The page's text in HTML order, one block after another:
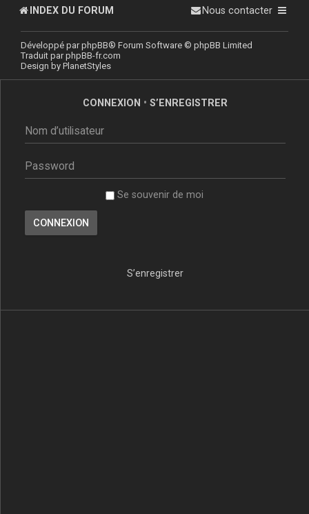
INDEX DU FORUM Nous contacter
Développé parphpBB® Forum Software © phpBB Limited
Traduit parphpBB-fr.com
Design by PlanetStyles
CONNEXION • S’ENREGISTRER
Se souvenir de moi
S’enregistrer